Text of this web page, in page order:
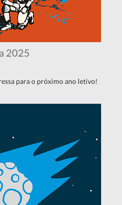
2025
para o próximo ano letivo!